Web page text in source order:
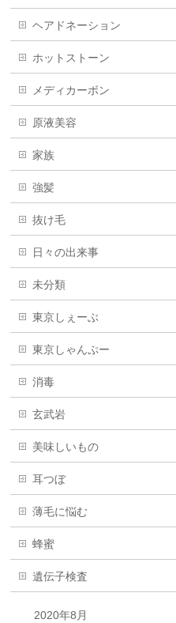
ヘアドネーション
ホットストーン
メディカーボン
原液美容
家族
強髪
抜け毛
日々の出来事
未分類
東京しぇーぶ
東京しゃんぷー
消毒
玄武岩
美味しいもの
耳つぼ
薄毛に悩む
蜂蜜
遺伝子検査
2020年8月